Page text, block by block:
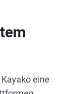
eine